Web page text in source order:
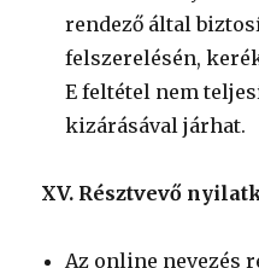
rendező által
felszerelésén,
E feltétel nem
kizárásával járhat.
XV. Résztvevő
Az online nevezés